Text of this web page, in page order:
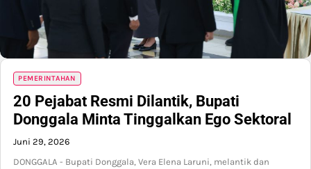
PEMERINTAHAN
20 Pejabat Resmi Dilantik, Bupati
Donggala Minta Tinggalkan Ego Sektoral
Juni 29, 2026
DONGGALA - Bupati Donggala, Vera Elena Laruni, melantik dan